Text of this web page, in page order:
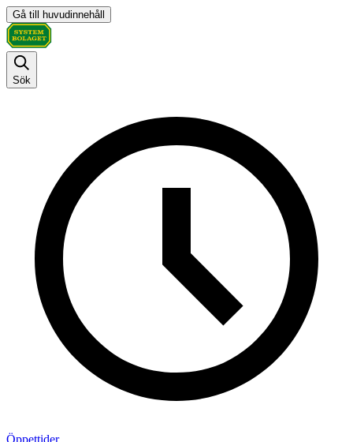
Gå till huvudinnehåll
Sök
Öppettider